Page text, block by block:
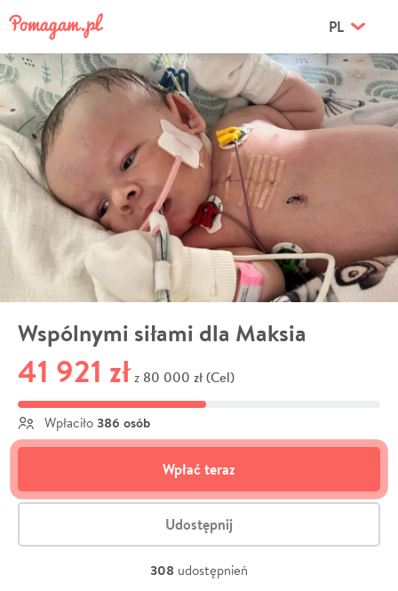
PL
Wspólnymi siłami dla Maksia
41 921 zł z 80 000 zł (Cel)
Wpłaciło 386 osób
Wpłać teraz
Udostępnij
308 udostępnień